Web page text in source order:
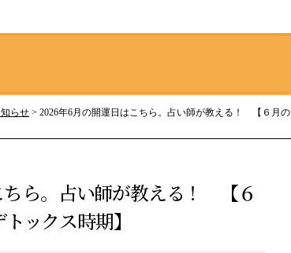
らせ > 2026年6月の開運日はこちら。占い師が教える！ 【６月の
ら。占い師が教える！ 【６
ックス時期】